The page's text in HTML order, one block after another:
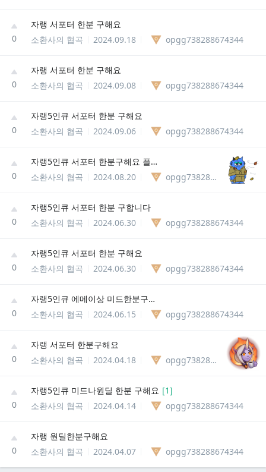
0
자랭 서포터 한분 구해요
소환사의 협곡
2024.09.18 opgg738288674344
0
자랭 서포터 한분 구해요
소환사의 협곡
2024.09.08 opgg738288674344
0
자랭5인큐 서포터 한분 구해요
소환사의 협곡
2024.09.06 opgg738288674344
0
자랭5인큐 서포터 한분구해요 플레이상
소환사의 협곡
2024.08.20 opgg738288674344
0
자랭5인큐 서포터 한분 구합니다
소환사의 협곡
2024.06.30 opgg738288674344
0
자랭5인큐 서포터 한분 구해요
소환사의 협곡
2024.06.30 opgg738288674344
0
자랭5인큐 에메이상 미드한분구해요
소환사의 협곡
2024.06.15 opgg738288674344
0
자랭 서포터 한분구해요
소환사의 협곡
2024.04.18 opgg738288674344
0
자랭5인큐 미드나원딜 한분 구해요 [1]
소환사의 협곡
2024.04.14 opgg738288674344
0
자랭 원딜한분구해요
소환사의 협곡
2024.04.07 opgg738288674344